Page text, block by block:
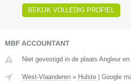
BEKIJK VOLLEDIG PROFIEL
MBF ACCOUNTANT
Niet gevestigd in de plaats Angleur en
West-Vlaanderen » Hulste | Google